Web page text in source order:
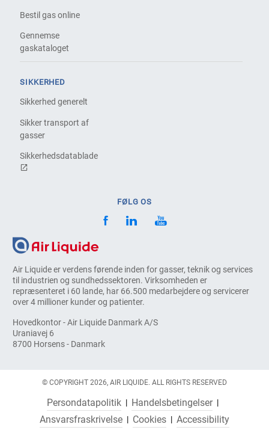
Air Liquide er verdens førende inden for gasser, teknik og services
til industrien og sundhedssektoren. Virksomheden er
repræsenteret i 60 lande, har 66.500 medarbejdere og servicerer
over 4 millioner kunder og patienter.
Hovedkontor - Air Liquide Danmark A/S
Uraniavej 6
8700 Horsens - Danmark
Bestil gas online
Gennemse
gaskataloget
SIKKERHED
Sikkerhed generelt
Sikker transport af
gasser
Sikkerhedsdatablade
FØLG OS
© COPYRIGHT 2026, AIR LIQUIDE. ALL RIGHTS RESERVED
Persondatapolitik
Handelsbetingelser
Ansvarsfraskrivelse
Cookies Accessibility